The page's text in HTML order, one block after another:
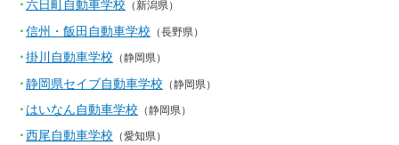
六日町自動車学校 （新潟県）
信州・飯田自動車学校 （長野県）
掛川自動車学校 （静岡県）
静岡県セイブ自動車学校 （静岡県）
はいなん自動車学校 （静岡県）
西尾自動車学校 （愛知県）